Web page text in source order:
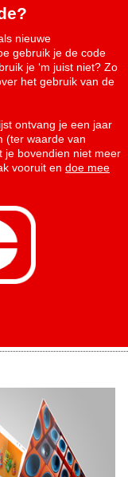
nieuwe
gebruik je de code
je ‘m juist niet? Zo
het gebruik van de
ontvang je een jaar
(ter waarde van
je bovendien niet meer
vooruit en doe mee